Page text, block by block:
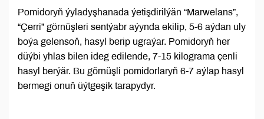
Pomidoryň ýyladyşhanada ýetişdirilýän “Marwelans”,
“Çerri” görnüşleri sentýabr aýynda ekilip, 5-6 aýdan uly
boýa gelensoň, hasyl berip ugraýar. Pomidoryň her
düýbi yhlas bilen ideg edilende, 7-15 kilograma çenli
hasyl berýär. Bu görnüşli pomidorlaryň 6-7 aýlap hasyl
bermegi onuň üýtgeşik tarapydyr.